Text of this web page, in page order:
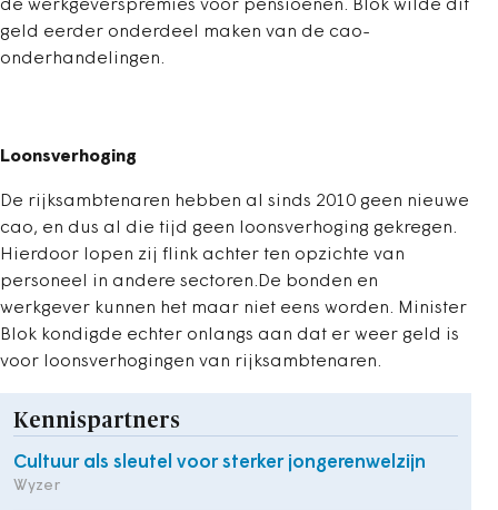
de werkgeverspremies voor pensioenen. Blok wilde dit
geld eerder onderdeel maken van de cao-
onderhandelingen.
Loonsverhoging
De rijksambtenaren hebben al sinds 2010 geen nieuwe
cao, en dus al die tijd geen loonsverhoging gekregen.
Hierdoor lopen zij flink achter ten opzichte van
personeel in andere sectoren.De bonden en
werkgever kunnen het maar niet eens worden. Minister
Blok kondigde echter onlangs aan dat er weer geld is
voor loonsverhogingen van rijksambtenaren.
Kennispartners
Cultuur als sleutel voor sterker jongerenwelzijn
Wyzer